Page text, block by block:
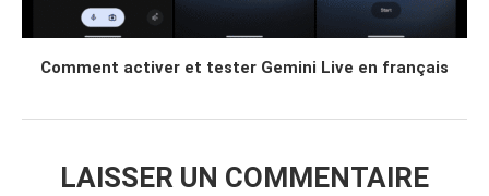
Comment activer et tester Gemini Live en français
LAISSER UN COMMENTAIRE